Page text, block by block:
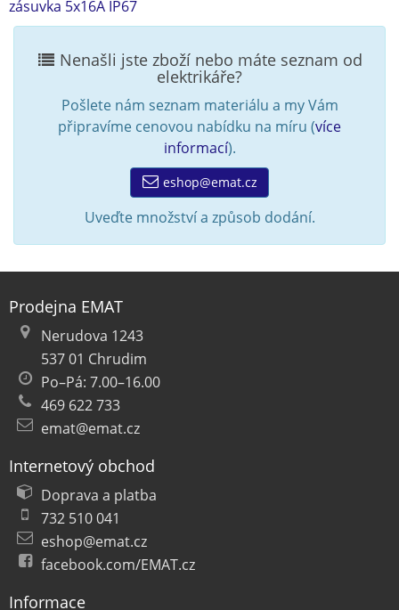
zásuvka 5x16A IP67
Nenašli jste zboží nebo máte seznam od
elektrikáře?
Pošlete nám seznam materiálu a my Vám
připravíme cenovou nabídku na míru (více
informací).
eshop@emat.cz
Uveďte množství a způsob dodání.
Prodejna EMAT
Nerudova 1243
537 01 Chrudim
Po–Pá: 7.00–16.00
469 622 733
emat@emat.cz
Internetový obchod
Doprava a platba
732 510 041
eshop@emat.cz
facebook.com/EMAT.cz
Informace